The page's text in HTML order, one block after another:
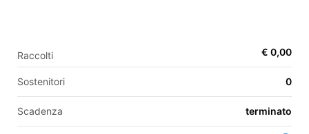
EN
Raccolti € 0,00
Sostenitori 0
Scadenza terminato